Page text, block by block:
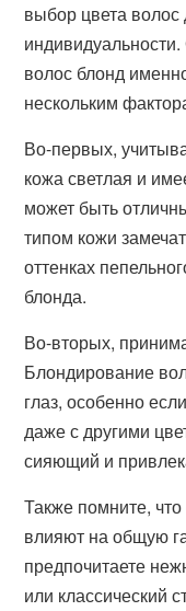
выбор цвета волос
волос блонд
нескольким
Во-первых,
кожа светлая и
может быть
типом кожи
оттенках
блонда.
Во-вторых,
Блондирование
глаз, особенно
даже с другими
сияющий и
Также помните,
влияют на общую
предпочитаете
или классический